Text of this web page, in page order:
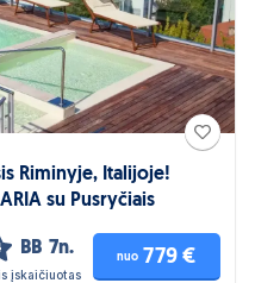
Riminyje, Italijoje!
su Pusryčiais
BB 7n.
įskaičiuotas
nuo 779 €